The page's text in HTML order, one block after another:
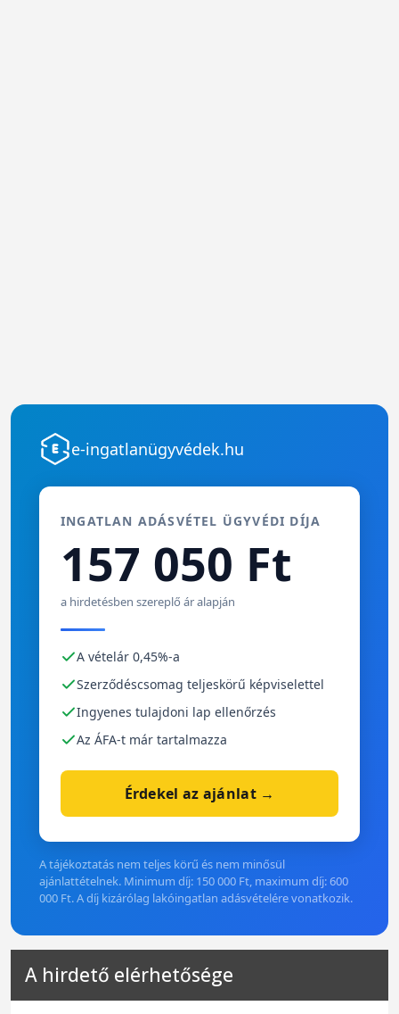
e-ingatlanügyvédek.hu
INGATLAN ADÁSVÉTEL ÜGYVÉDI DÍJA
157 050 Ft
a hirdetésben szereplő ár alapján
A vételár 0,45%-a
Szerződéscsomag teljeskörű képviselettel
Ingyenes tulajdoni lap ellenőrzés
Az ÁFA-t már tartalmazza
Érdekel az ajánlat →
A tájékoztatás nem teljes körű és nem minősül
ajánlattételnek. Minimum díj: 150 000 Ft, maximum díj: 600
000 Ft. A díj kizárólag lakóingatlan adásvételére vonatkozik.
A hirdető elérhetősége